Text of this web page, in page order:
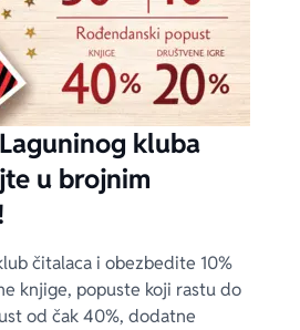
kluba
u brojnim
čitalaca i obezbedite 10%
knjige, popuste koji rastu do
od čak 40%, dodatne